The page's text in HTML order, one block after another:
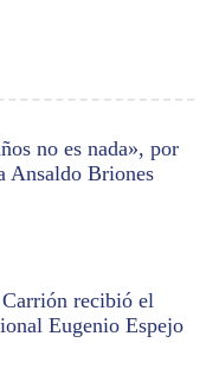
no es nada», por
Ansaldo Briones
recibió el
Eugenio Espejo